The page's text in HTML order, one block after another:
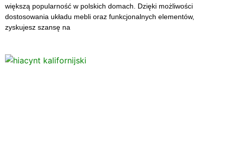
większą popularność w polskich domach. Dzięki możliwości
dostosowania układu mebli oraz funkcjonalnych elementów,
zyskujesz szansę na